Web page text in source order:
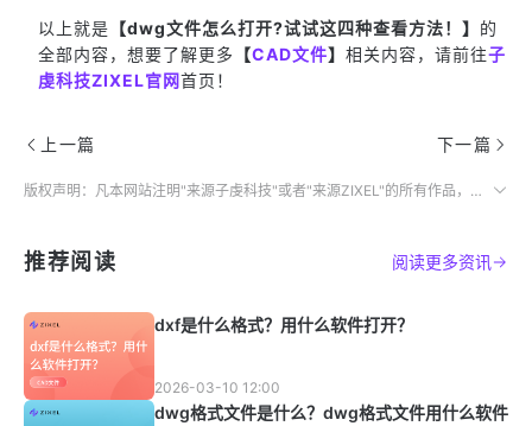
以上就是 【dwg文件怎么打开?试试这四种查看方法！】 的
全部内容，想要了解更多
【CAD文件】 相关内容，请前往子
虔科技ZIXEL官网首页！
上一篇 下一篇
版权声明：凡本网站注明"来源子虔科技"或者"来源ZIXEL"的所有作品，均为本网站合法拥有版权的作品，未经本网站授权，任何媒体、网站、个人不得转载、链接、转帖或以其他方式使用。
推荐阅读 阅读更多资讯
dxf是什么格式？用什么软件打开？
2026-03-10 12:00
dwg格式文件是什么？dwg格式文件用什么软件